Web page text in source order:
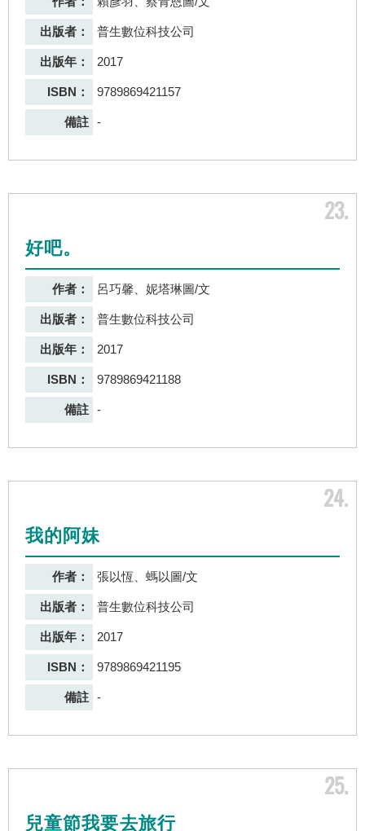
出版者： 普生數位科技公司
出版年： 2017
ISBN： 9789869421157
備註 -
23
好吧。
作者： 呂巧馨、妮塔琳圖/文
出版者： 普生數位科技公司
出版年： 2017
ISBN： 9789869421188
備註 -
24
我的阿妹
作者： 張以恆、螞以圖/文
出版者： 普生數位科技公司
出版年： 2017
ISBN： 9789869421195
備註 -
25
兒童節我要去旅行